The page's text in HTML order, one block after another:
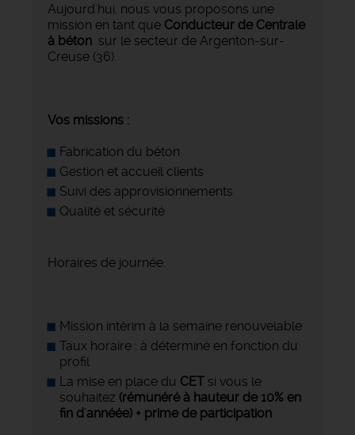
Aujourd'hui, nous vous proposons une
mission en tant que Conducteur de Centrale
à béton sur le secteur de Argenton-sur-
Creuse (36).
Vos missions :
Fabrication du béton
Gestion et accueil clients
Suivi des approvisionnements
Qualité et sécurité
Horaires de journée.
Mission intérim à la semaine renouvelable
Taux horaire : à déterminé en fonction du
profil
La mise en place du CET si vous le
souhaitez (rémunéré à hauteur de 10% en
fin d'annéée) + prime de participation